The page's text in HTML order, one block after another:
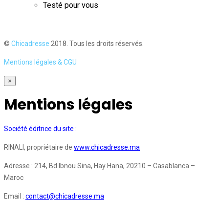
Testé pour vous
© Chicadresse 2018. Tous les droits réservés.
Mentions légales & CGU
×
Mentions légales
Société éditrice du site :
RINALI, propriétaire de www.chicadresse.ma
Adresse : 214, Bd Ibnou Sina, Hay Hana, 20210 – Casablanca –
Maroc
Email : contact@chicadresse.ma